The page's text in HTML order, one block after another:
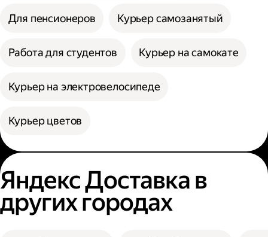
Для пенсионеров Курьер самозанятый
Работа для студентов Курьер на самокате
Курьер на электровелосипеде
Курьер цветов
Яндекс Доставка в
других городах